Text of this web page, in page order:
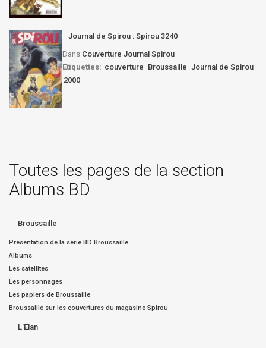
Journal de Spirou : Spirou 3240
Dans Couverture Journal Spirou
Etiquettes: couverture Broussaille Journal de Spirou
2000
Toutes les pages de la section
Albums BD
Broussaille
Présentation de la série BD Broussaille
Albums
Les satellites
Les personnages
Les papiers de Broussaille
Broussaille sur les couvertures du magasine Spirou
L'Elan